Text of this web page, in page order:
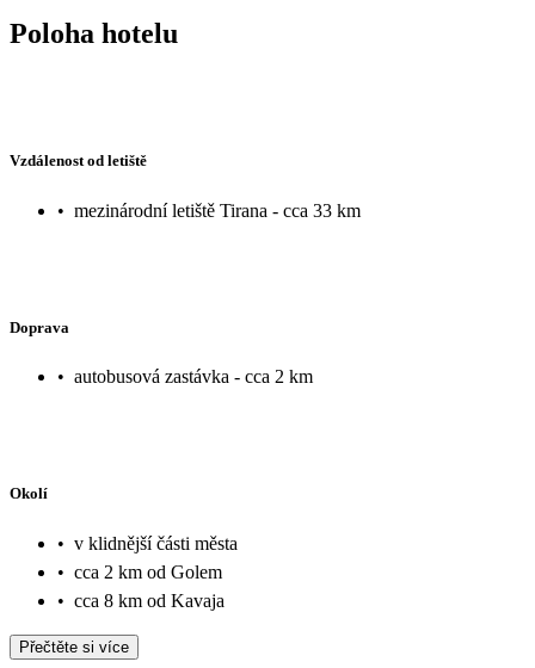
Poloha hotelu
Vzdálenost od letiště
• mezinárodní letiště Tirana - cca 33 km
Doprava
• autobusová zastávka - cca 2 km
Okolí
• v klidnější části města
• cca 2 km od Golem
• cca 8 km od Kavaja
Přečtěte si více